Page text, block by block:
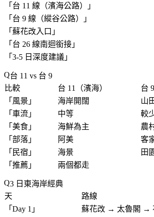
「 台 11 線（濱海公路） 」
「 台 9 線（縱谷公路） 」
「 蘇花改入口 」
「 台 26 線南迴銜接 」
「 3-5 日深度建議 」
台 11 vs 台 9
比較
台 11（濱海）
台
「 風景 」 海岸開闊
山
「 車流 」 中等
較
「 美食 」 海鮮為主
農
「 部落 」 阿美
客
「 民宿 」 海景
田
「 推薦 」 兩個都走
3 日東海岸經典
天
路線
「 Day 1 」
蘇花改 → 太魯閣 →